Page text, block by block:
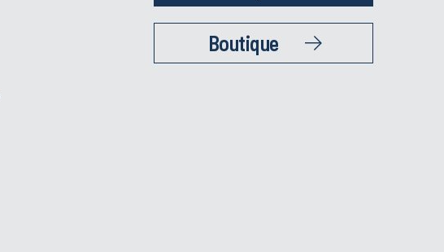
Boutique